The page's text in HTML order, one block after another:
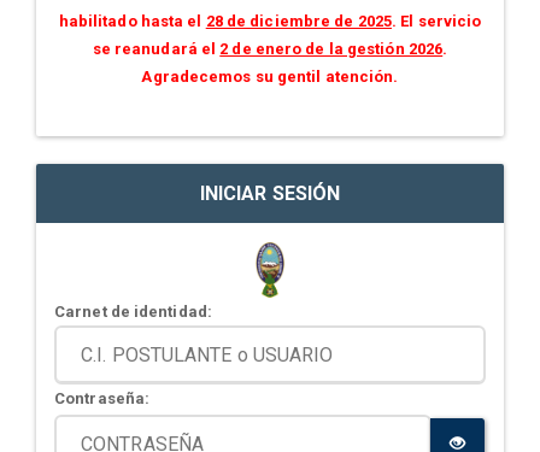
habilitado hasta el 28 de diciembre de 2025. El servicio
se reanudará el 2 de enero de la gestión 2026.
Agradecemos su gentil atención.
INICIAR SESIÓN
Carnet de identidad:
Contraseña: